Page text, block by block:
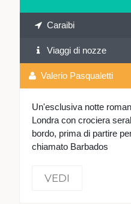
Caraibi
Viaggi di nozze
Valerio Pasqualetti
Un'esclusiva notte
Londra con crociera
bordo, prima di partire
chiamato Barbados
VEDI